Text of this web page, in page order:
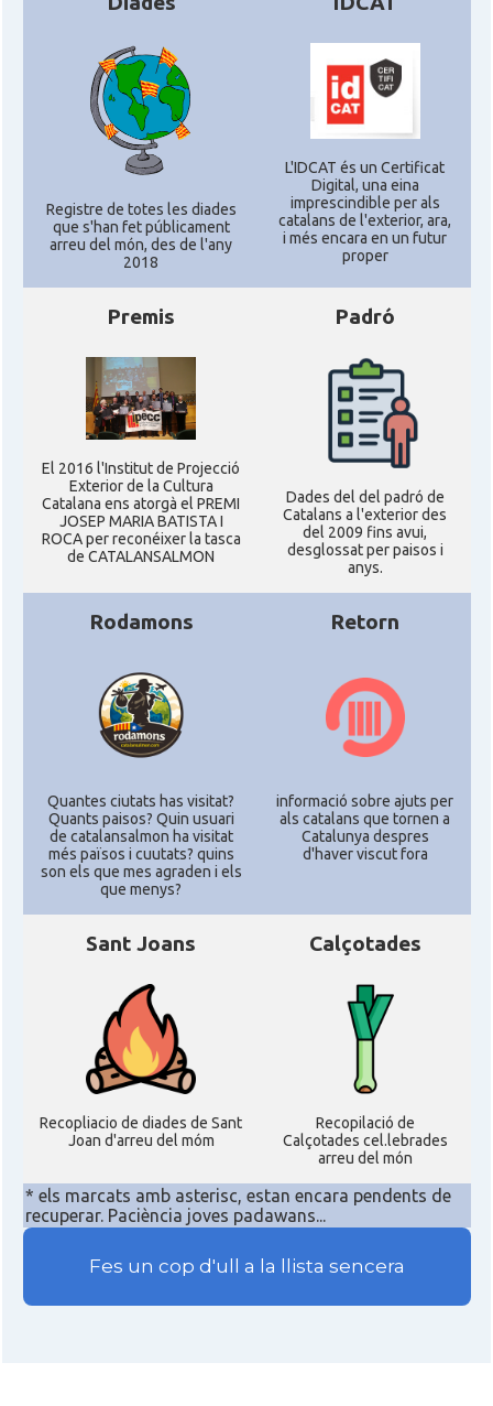
Casal Casal Català de Minnesota
Casal Casal Català del Nord de Califòrnia
Casal dels Països Catalans a
Califòrnia
Casal Catalan Institute of America
Casal Fundació Paulí Bellet
Casal
North American Catalan Society
Acció ACCIÓ a Austin
Acció Acció a New York
Acció ACCIÓ a Silicon Valley
Acció Acció a Washington DC
Acció ACCIÓ Miami
Delegació del Govern als Estats
Delegació
Delegació del Govern als Estats
Units i Canadà (Washington)
Consolat Consolat general a Chicago
Consolat
Consolat Consolat general a Los Angeles
Consolat Consolat general a Miami
Consolat Consolat general a San Francisco
Registre de totes les diades
que s'han fet públicament
arreu del món, des de l'any
2018
L'IDCAT és un Certificat
Digital, una eina
imprescindible per als
catalans de l'exterior, ara,
i més encara en un futur
proper
Premis
El 2016 l'Institut de Projecció
Exterior de la Cultura
Catalana ens atorgà el PREMI
JOSEP MARIA BATISTA I
ROCA per reconéixer la tasca
de CATALANSALMON
Padró
Dades del del padró de
Catalans a l'exterior des
del 2009 fins avui,
desglossat per paisos i
anys.
Rodamons
Quantes ciutats has visitat?
Quants paisos? Quin usuari
de catalansalmon ha visitat
més països i cuutats? quins
son els que mes agraden i els
que menys?
Retorn
informació sobre ajuts per
als catalans que tornen a
Catalunya despres
d'haver viscut fora
Sant Joans
Recopliacio de diades de Sant
Joan d'arreu del móm
Calçotades
Recopilació de
Calçotades cel.lebrades
arreu del món
* els marcats amb asterisc, estan encara pendents de
recuperar. Paciència joves padawans...
Fes un cop d'ull a la llista sencera